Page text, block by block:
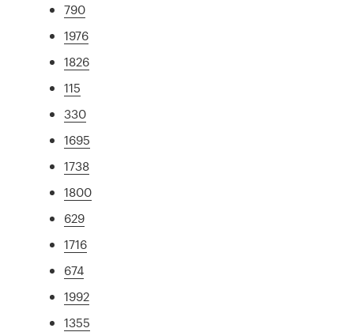
790
1976
1826
115
330
1695
1738
1800
629
1716
674
1992
1355